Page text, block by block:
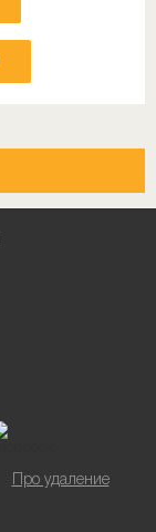
Про удаление